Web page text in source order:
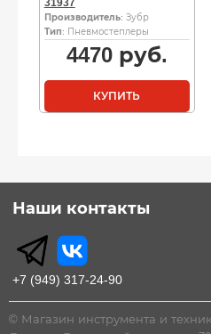
31937
Производитель: Зубр
Тип: Пневмостеплеры
4470руб.
КУПИТЬ
Наши контакты
+7 (949) 317-24-90
© Магазин инструмента и